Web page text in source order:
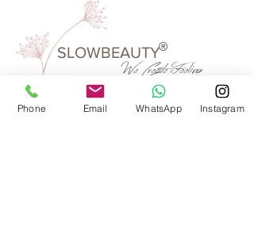
edelstaal
Verpakkingseenheid:
Kleur:zilver
SLOWBEAUTY
We CreateFeeling
®
Phone Email WhatsApp Instagram